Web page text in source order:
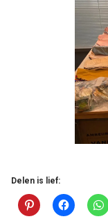
Delen is lief: